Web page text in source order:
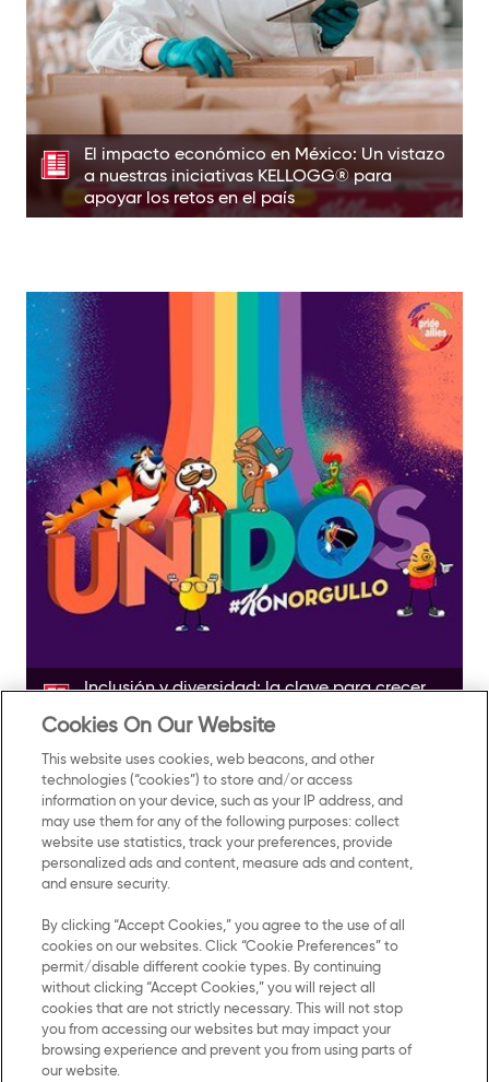
El impacto económico en México: Un vistazo
a nuestras iniciativas KELLOGG® para
apoyar los retos en el país
La pandemia ocasionada por el
Covid-19 ha dejado repercusiones
Inclusión y diversidad: la clave para crecer
Inclusión y diversidad: la clave para
crecer todos juntos
Términos y
condiciones
Aviso de
privacidad
Contacto
Cookies On Our Website
This website uses cookies, web beacons, and other
technologies (“cookies”) to store and/or access
information on your device, such as your IP address, and
may use them for any of the following purposes: collect
website use statistics, track your preferences, provide
personalized ads and content, measure ads and content,
and ensure security.
By clicking “Accept Cookies,” you agree to the use of all
cookies on our websites. Click “Cookie Preferences” to
permit/disable different cookie types. By continuing
without clicking “Accept Cookies,” you will reject all
cookies that are not strictly necessary. This will not stop
you from accessing our websites but may impact your
browsing experience and prevent you from using parts of
our website.